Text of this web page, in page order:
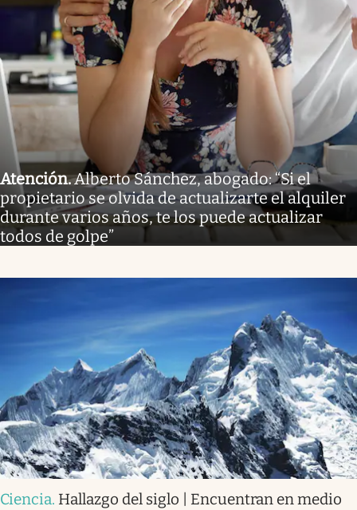
Atención.Alberto Sánchez, abogado: “Si el
propietario se olvida de actualizarte el alquiler
durante varios años, te los puede actualizar
todos de golpe”
Ciencia. Hallazgo del siglo | Encuentran en medio